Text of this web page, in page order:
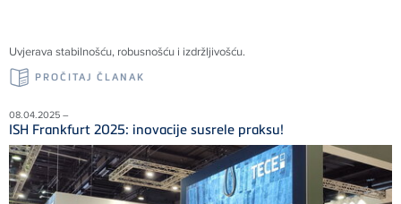
Uvjerava stabilnošću, robusnošću i izdržljivošću.
PROČITAJ ČLANAK
08.04.2025 –
ISH Frankfurt 2025: inovacije susrele praksu!